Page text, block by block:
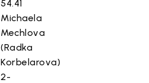
54.41
Michaela
Mechlova
(Radka
Korbelarova)
2-